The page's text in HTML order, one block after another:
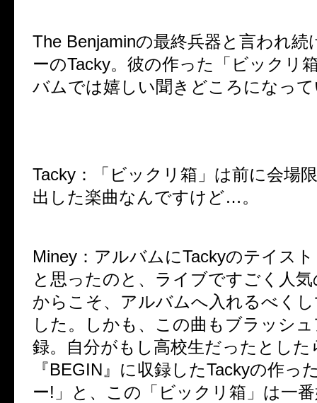
The Benjaminの最終兵器と言われ続
ーのTacky。彼の作った「ビックリ
バムでは嬉しい聞きどころになっ
Tacky ：
「ビックリ箱」は前に会場
出した楽曲なんですけど…。
Miney ： アルバムにTackyのテイス
と思ったのと、ライブですごく人
からこそ、アルバムへ入れるべく
した。しかも、この曲もブラッシ
録。自分がもし高校生だったとし
『BEGIN』に収録したTackyの作っ
ー!」と、この「ビックリ箱」は一